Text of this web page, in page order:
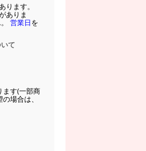
ります。
ありま
営業日を
て
ます(一部商
場合は、